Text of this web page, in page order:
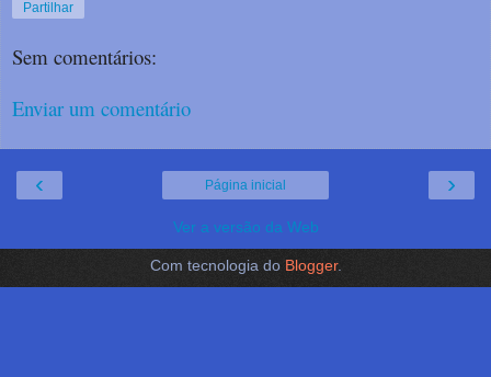
Partilhar
Sem comentários:
Enviar um comentário
‹ ›
Página inicial
Ver a versão da Web
Com tecnologia do Blogger.